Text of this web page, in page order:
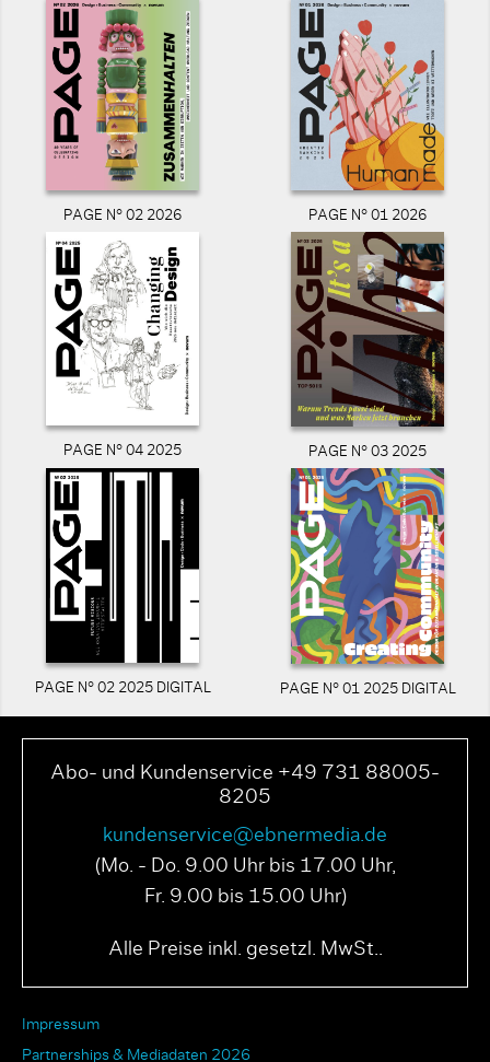
PAGE N° 02 2026 PAGE N° 01 2026
PAGE N° 04 2025 PAGE N° 03 2025
PAGE N° 02 2025 DIGITAL PAGE N° 01 2025 DIGITAL
Abo- und Kundenservice +49 731 88005-
8205
kundenservice@ebnermedia.de
(Mo. - Do. 9.00 Uhr bis 17.00 Uhr,
Fr. 9.00 bis 15.00 Uhr)
Alle Preise inkl. gesetzl. MwSt..
Impressum
Partnerships & Mediadaten 2026